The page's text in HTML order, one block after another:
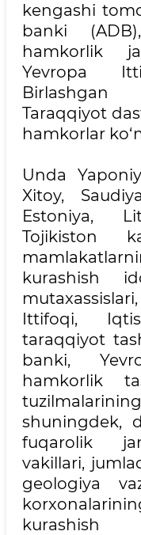
kengashi
banki
hamkorlik
Yevropa
Taraqqiyot
hamkorlar
Unda
Xitoy,
Estoniya,
Tojikiston
kurashish
Ittifoqi,
taraqqiyot
banki,
hamkorlik
shuningdek,
fuqarolik
vakillari,
geologiya
kurashish